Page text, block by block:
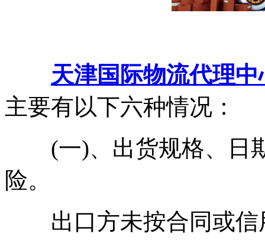
天津国际物流代理中
主要有以下六种情况：
(一)、出货规格、日
险。
出口方未按合同或信